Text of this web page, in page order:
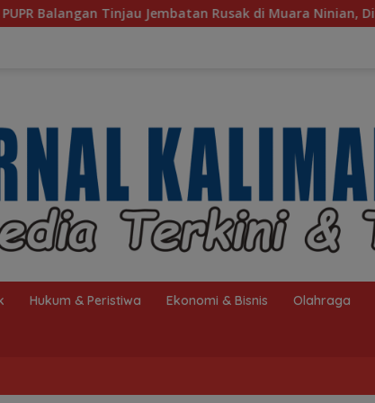
Rusak di Muara Ninian, Diusulkan Dibangun pada 2027
Hukum & Peristiwa Ekonomi & Bisnis Olahraga